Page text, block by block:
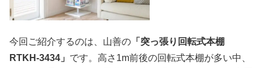
今回ご紹介するのは、山善の 「突っ張り回転式本棚
RTKH-3434」 です。高さ1m前後の回転式本棚が多い中、